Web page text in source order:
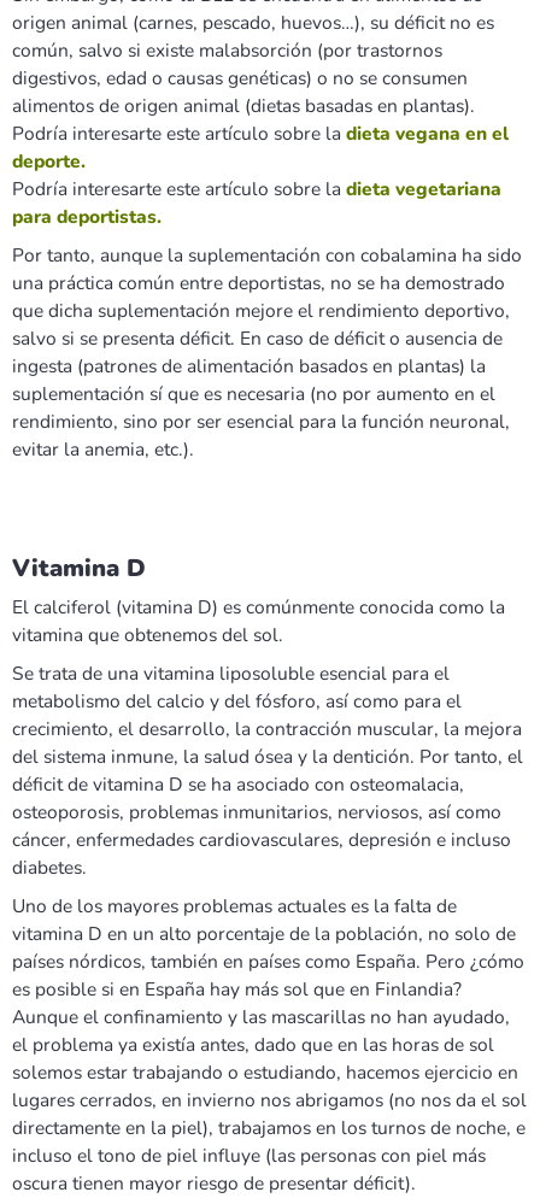
origen animal (carnes, pescado, huevos…), su déficit no es
común, salvo si existe malabsorción (por trastornos
digestivos, edad o causas genéticas) o no se consumen
alimentos de origen animal (dietas basadas en plantas).
Podría interesarte este artículo sobre la dieta vegana en el
deporte.
Podría interesarte este artículo sobre la dieta vegetariana
para deportistas.
Por tanto, aunque la suplementación con cobalamina ha sido
una práctica común entre deportistas, no se ha demostrado
que dicha suplementación mejore el rendimiento deportivo,
salvo si se presenta déficit. En caso de déficit o ausencia de
ingesta (patrones de alimentación basados en plantas) la
suplementación sí que es necesaria (no por aumento en el
rendimiento, sino por ser esencial para la función neuronal,
evitar la anemia, etc.).
Vitamina D
El calciferol (vitamina D) es comúnmente conocida como la
vitamina que obtenemos del sol.
Se trata de una vitamina liposoluble esencial para el
metabolismo del calcio y del fósforo, así como para el
crecimiento, el desarrollo, la contracción muscular, la mejora
del sistema inmune, la salud ósea y la dentición. Por tanto, el
déficit de vitamina D se ha asociado con osteomalacia,
osteoporosis, problemas inmunitarios, nerviosos, así como
cáncer, enfermedades cardiovasculares, depresión e incluso
diabetes.
Uno de los mayores problemas actuales es la falta de
vitamina D en un alto porcentaje de la población, no solo de
países nórdicos, también en países como España. Pero ¿cómo
es posible si en España hay más sol que en Finlandia?
Aunque el confinamiento y las mascarillas no han ayudado,
el problema ya existía antes, dado que en las horas de sol
solemos estar trabajando o estudiando, hacemos ejercicio en
lugares cerrados, en invierno nos abrigamos (no nos da el sol
directamente en la piel), trabajamos en los turnos de noche, e
incluso el tono de piel influye (las personas con piel más
oscura tienen mayor riesgo de presentar déficit).